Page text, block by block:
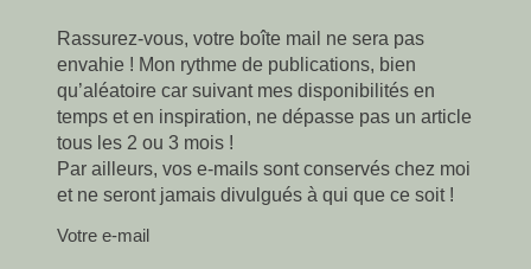
Rassurez-vous, votre boîte mail ne sera pas
envahie ! Mon rythme de publications, bien
qu’aléatoire car suivant mes disponibilités en
temps et en inspiration, ne dépasse pas un article
tous les 2 ou 3 mois !
Par ailleurs, vos e-mails sont conservés chez moi
et ne seront jamais divulgués à qui que ce soit !
Votre e-mail